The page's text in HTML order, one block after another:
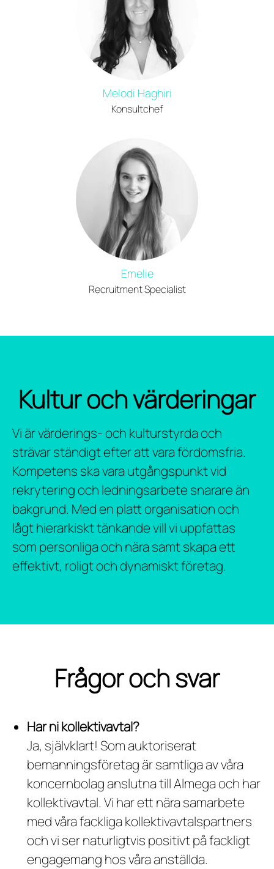
Melodi Haghiri
Konsultchef
Emelie
Recruitment Specialist
Kultur och värderingar
Vi är värderings- och kulturstyrda och
strävar ständigt efter att vara fördomsfria.
Kompetens ska vara utgångspunkt vid
rekrytering och ledningsarbete snarare än
bakgrund. Med en platt organisation och
lågt hierarkiskt tänkande vill vi uppfattas
som personliga och nära samt skapa ett
effektivt, roligt och dynamiskt företag.
Frågor och svar
Har ni kollektivavtal?
Ja, självklart! Som auktoriserat
bemanningsföretag är samtliga av våra
koncernbolag anslutna till Almega och har
kollektivavtal. Vi har ett nära samarbete
med våra fackliga kollektivavtalspartners
och vi ser naturligtvis positivt på fackligt
engagemang hos våra anställda.